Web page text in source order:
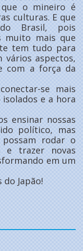
o mineiro é
culturas. E que
Brasil, pois
muito mais que
tem tudo para
vários aspectos,
com a força da
se mais
e a hora
ensinar nossas
político, mas
rodar o
e trazer novas
em um
Japão!